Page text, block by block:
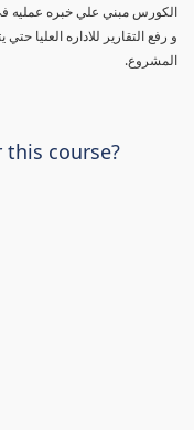
الكورس مبني علي خبره عمليه
و رفع التقارير للاداره العليا
المشروع.
course?